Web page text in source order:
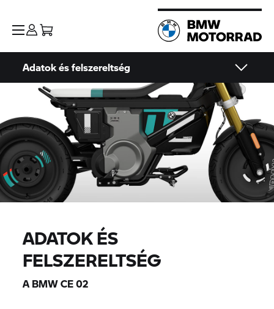
Adatok és felszereltség
ADATOK ÉS
FELSZERELTSÉG
A BMW CE 02